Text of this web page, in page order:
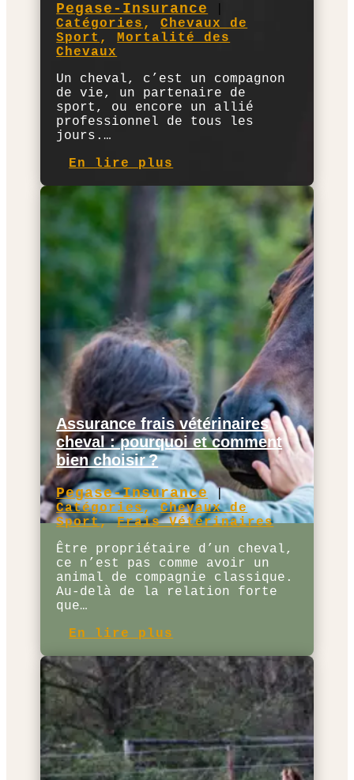
Pegase-Insurance
Catégories ,Chevaux de
Sport ,Mortalité des
Chevaux
Un cheval, c’est un compagnon
de vie, un partenaire de
sport, ou encore un allié
professionnel de tous les
jours.…
En lire plus
Assurance frais vétérinaires
cheval : pourquoi et comment
bien choisir ?
Pegase-Insurance
|
Catégories,Chevaux de
Sport,Frais Vétérinaires
Être propriétaire d’un cheval,
ce n’est pas comme avoir un
animal de compagnie classique.
Au-delà de la relation forte
que…
En lire plus